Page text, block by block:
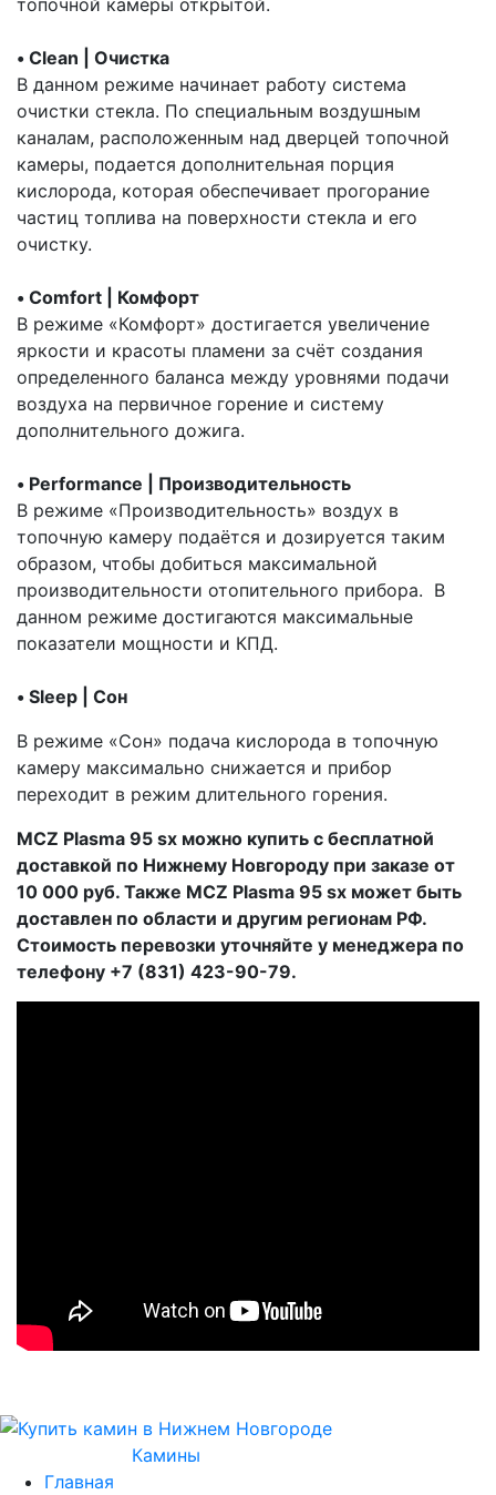
топочной камеры открытой.
• Clean | Очистка
В данном режиме начинает работу система
очистки стекла. По специальным воздушным
каналам, расположенным над дверцей топочной
камеры, подается дополнительная порция
кислорода, которая обеспечивает прогорание
частиц топлива на поверхности стекла и его
очистку.
• Comfort | Комфорт
В режиме «Комфорт» достигается увеличение
яркости и красоты пламени за счёт создания
определенного баланса между уровнями подачи
воздуха на первичное горение и систему
дополнительного дожига.
• Performance | Производительность
В режиме «Производительность» воздух в
топочную камеру подаётся и дозируется таким
образом, чтобы добиться максимальной
производительности отопительного прибора. В
данном режиме достигаются максимальные
показатели мощности и КПД.
• Sleep | Сон
В режиме «Сон» подача кислорода в топочную
камеру максимально снижается и прибор
переходит в режим длительного горения.
MCZ Plasma 95 sx можно купить с бесплатной
доставкой по Нижнему Новгороду при заказе от
10 000 руб. Также MCZ Plasma 95 sx может быть
доставлен по области и другим регионам РФ.
Стоимость перевозки уточняйте у менеджера по
телефону +7 (831) 423-90-79.
Камины
Главная